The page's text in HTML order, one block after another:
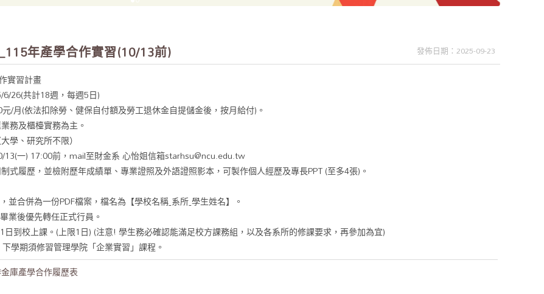
年產學合作實習(10/13前) 發佈日期：2025-09-23
實習計畫
6/26(共計18週，每週5日)
/月(依法扣除勞、健保自付額及勞工退休金自提儲金後，按月給付)。
務及櫃檯實務為主。
學、研究所不限）
13(一) 17:00前，mail至財金系 心怡姐信箱starhsu@ncu.edu.tw
式履歷，並檢附歷年成績單、專業證照及外語證照影本，可製作個人經歷及專長PPT (至多4張)。
並合併為一份PDF檔案，檔名為【學校名稱ˍ系所ˍ學生姓名】。
業後優先轉任正式行員。
到校上課。(上限1日) (注意! 學生務必確認能滿足校方課務組，以及各系所的修課要求，再參加為宜)
學期須修習管理學院「企業實習」課程。
庫產學合作履歷表